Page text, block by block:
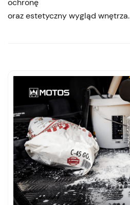
ochronę
oraz estetyczny wygląd wnętrza.